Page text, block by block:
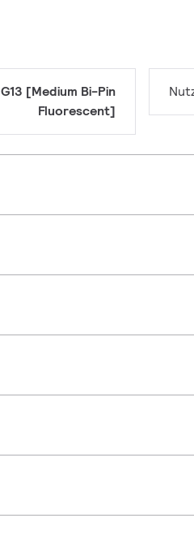
G13 [Medium Bi-Pin
Fluorescent]